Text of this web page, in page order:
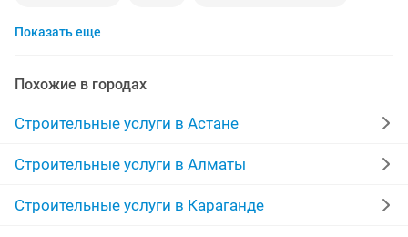
ламинат
каменщик вывоз строительного мусора
услуга сварщика отопление
бетонные работы бетон ремонт крыш
Показать еще
Похожие в городах
Строительные услуги в Астане
Строительные услуги в Алматы
Строительные услуги в Караганде